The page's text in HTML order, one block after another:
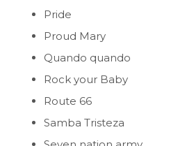
Pride
Proud Mary
Quando quando
Rock your Baby
Route 66
Samba Tristeza